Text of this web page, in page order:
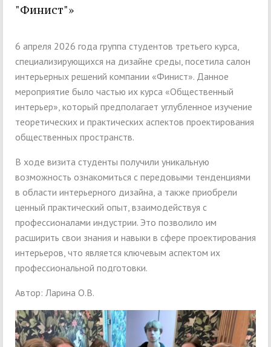
"Финист"»
6 апреля 2026 года группа студентов третьего курса,
специализирующихся на дизайне среды, посетила салон
интерьерных решений компании «Финист». Данное
мероприятие было частью их курса «Общественный
интерьер», который предполагает углубленное изучение
теоретических и практических аспектов проектирования
общественных пространств.
В ходе визита студенты получили уникальную
возможность ознакомиться с передовыми тенденциями
в области интерьерного дизайна, а также приобрели
ценный практический опыт, взаимодействуя с
профессионалами индустрии. Это позволило им
расширить свои знания и навыки в сфере проектирования
интерьеров, что является ключевым аспектом их
профессиональной подготовки.
Автор: Ларина О.В.